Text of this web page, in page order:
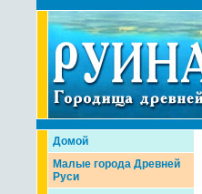
Домой
Малые города Древней
Руси